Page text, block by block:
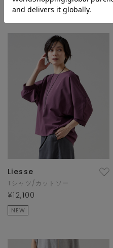
Liesse
Tシャツ/カットソー
¥12,100
NEW